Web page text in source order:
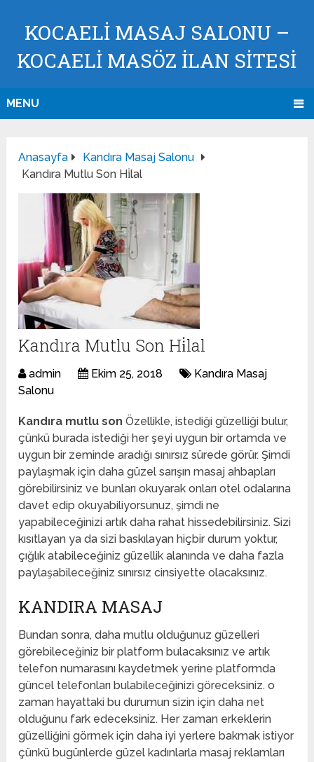
KOCAELI MASAJ SALONU –
KOCAELI MASÖZ İLAN SİTESİ
MENU
Anasayfa
Kandıra Masaj Salonu
Kandıra Mutlu Son Hi̇lal
Kandıra Mutlu Son Hi̇lal
admin Ekim 25, 2018
Kandıra Masaj
Salonu
Kandıra mutlu son Özellikle, istediği güzelliği bulur,
çünkü burada istediği her şeyi uygun bir ortamda ve
uygun bir zeminde aradığı sınırsız sürede görür. Şimdi
paylaşmak için daha güzel sarışın masaj ahbapları
görebilirsiniz ve bunları okuyarak onları otel odalarına
davet edip okuyabiliyorsunuz, şimdi ne
yapabileceğinizi artık daha rahat hissedebilirsiniz. Sizi
kısıtlayan ya da sizi baskılayan hiçbir durum yoktur,
çığlık atabileceğiniz güzellik alanında ve daha fazla
paylaşabileceğiniz sınırsız cinsiyette olacaksınız.
KANDIRA MASAJ
Bundan sonra, daha mutlu olduğunuz güzelleri
görebileceğiniz bir platform bulacaksınız ve artık
telefon numarasını kaydetmek yerine platformda
güncel telefonları bulabileceğinizi göreceksiniz. o
zaman hayattaki bu durumun sizin için daha net
olduğunu fark edeceksiniz. Her zaman erkeklerin
güzelliğini görmek için daha iyi yerlere bakmak istiyor
çünkü bugünlerde güzel kadınlarla masaj reklamları